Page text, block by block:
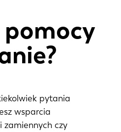
pytania
wsparcia
zamiennych czy